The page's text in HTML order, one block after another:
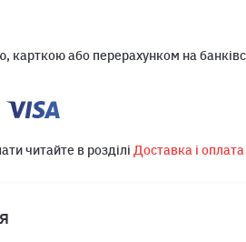
карткою або перерахунком на
читайте в розділі Доставка і оплата